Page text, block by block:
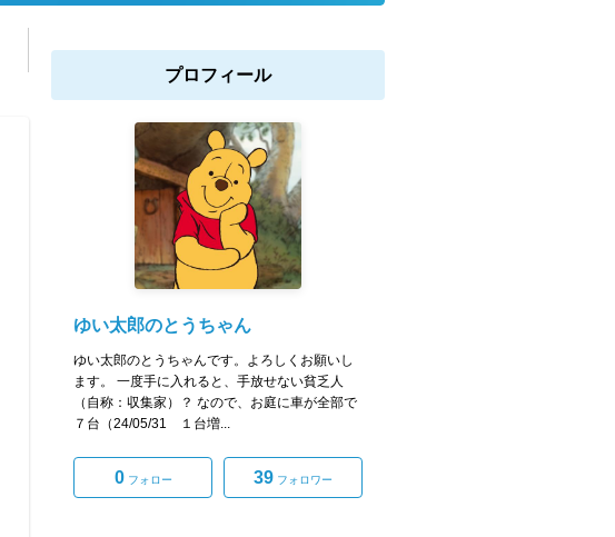
プロフィール
ゆい太郎のとうちゃん
ゆい太郎のとうちゃんです。よろしくお願いし
ます。 一度手に入れると、手放せない貧乏人
（自称：収集家）？ なので、お庭に車が全部で
７台（24/05/31 １台増...
0フォロー 39 フォロワー